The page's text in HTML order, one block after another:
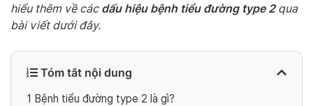
hiểu thêm về các dấu hiệu bệnh tiểu đường type 2qua
bài viết dưới đây.
Tóm tắt nội dung
1 Bệnh tiểu đường type 2 là gì?